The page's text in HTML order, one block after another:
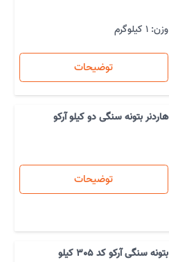
وزن: 1 کیلوگرم
توضیحات
هاردنر بتونه سنگی دو کیلو آرکو
توضیحات
بتونه سنگی آرکو کد 305 کیلو